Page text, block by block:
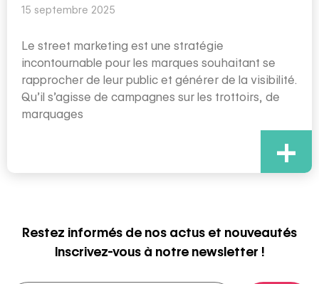
15 septembre 2025
Le street marketing est une stratégie
incontournable pour les marques souhaitant se
rapprocher de leur public et générer de la visibilité.
Qu’il s’agisse de campagnes sur les trottoirs, de
marquages
+
Restez informés de nos actus et nouveautés
Inscrivez-vous à notre newsletter !